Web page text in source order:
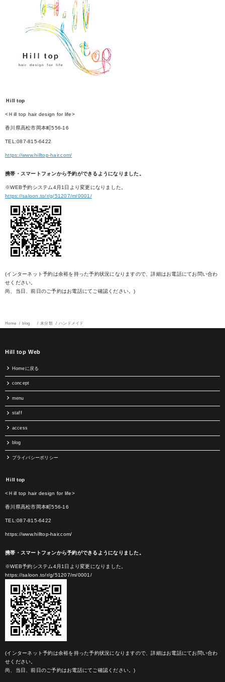
Ｈill top
<Ｈill top hair design for life>
香川県高松市岡本町556-16
TEL:087-815-6422
https://www.hilltop-hair.com/
携帯・スマートフォンから予約ができるようになりました。
※WEB予約システム4月1日より変更になりました。
https://saloon.to/r/g/51207/m/0001/
(インターネット予約は余裕を持った予約状況になりますので、詳細はお電話にてお問い合わ
せください。
尚、当日、前日のご予約はお電話にてご確認ください。)
Home blog 未分類 ハンドメイド
Hill top Web
Homeに戻る
concept
menu
staff
access
blog
プライバシーポリシー
Ｈill top
<Ｈill top hair design for life>
香川県高松市岡本町556-16
TEL:087-815-6422
https://www.hilltop-hair.com/
携帯・スマートフォンから予約ができるようになりました。
※WEB予約システム4月1日より変更になりました。
https://saloon.to/r/g/51207/m/0001/
(インターネット予約は余裕を持った予約状況になりますので、詳細はお電話にてお問い合わ
せください。
尚、当日、前日のご予約はお電話にてご確認ください。)